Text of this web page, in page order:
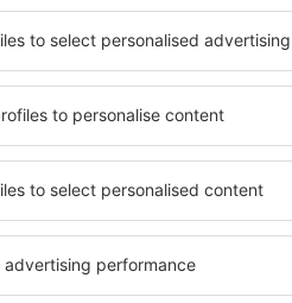
pentru fiecare buget
de proprietăți spațioase,
precum și de
timpul unui city break.
centrul orașului, lângă
populare. Acest lucru
de nevoi și de